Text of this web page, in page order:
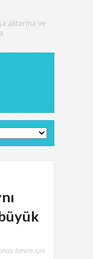
aktarma ve
benim için